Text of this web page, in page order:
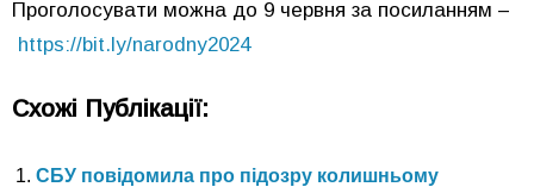
Проголосувати можна до 9 червня за посиланням –
https://bit.ly/narodny2024
Схожі Публікації:
СБУ повідомила про підозру колишньому